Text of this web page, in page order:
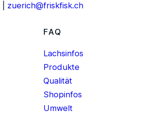
zuerich@friskfisk.ch
FAQ
Lachsinfos
Produkte
Qualität
Shopinfos
Umwelt